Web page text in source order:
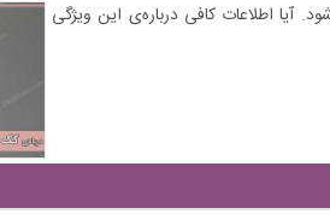
اطلاعات کافی درباره‌ی این ویژگی